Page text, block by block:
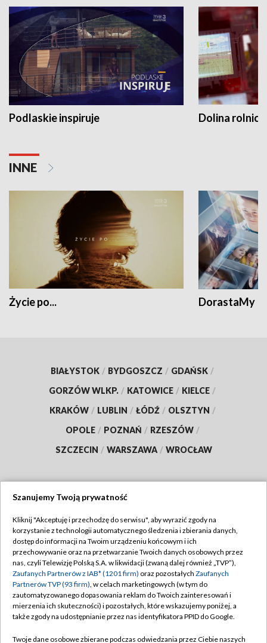
Podlaskie inspiruje Dolina
INNE
Życie po... DorastaMy
BIAŁYSTOK / BYDGOSZCZ / GDAŃSK /
GORZÓW WLKP. / KATOWICE / KIELCE /
KRAKÓW / LUBLIN / ŁÓDŹ / OLSZTYN /
OPOLE / POZNAŃ / RZESZÓW /
SZCZECIN / WARSZAWA / WROCŁAW
TVP
Abonament TVP
Emisja w TVP
Centrum informacji TVP
Naziemna Telewizja Cyfrowa
Regulamin TVP
Polityka prywatności
Moje zgody
Pomoc
Szanujemy Twoją prywatność
Kliknij "Akceptuję i przechodzę do serwisu", aby wyrazić zgody na
korzystanie z technologii automatycznego śledzenia i zbierania danych,
dostęp do informacji na Twoim urządzeniu końcowym i ich
przechowywanie oraz na przetwarzanie Twoich danych osobowych przez
nas, czyli Telewizję Polską S.A. w likwidacji (zwaną dalej również „TVP”),
Zaufanych Partnerów z IAB* (1201 firm) oraz pozostałych Zaufanych
Partnerów TVP (93 firm), w celach marketingowych (w tym do
zautomatyzowanego dopasowania reklam do Twoich zainteresowań i
mierzenia ich skuteczności) i pozostałych, które wskazujemy poniżej, a
także zgody na udostępnianie przez nas identyfikatora PPID do Google.
Twoje dane osobowe zbierane podczas odwiedzania przez Ciebie naszych